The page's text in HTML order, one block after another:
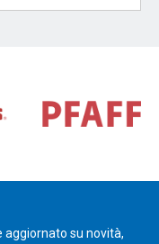
aggiornato su novità,